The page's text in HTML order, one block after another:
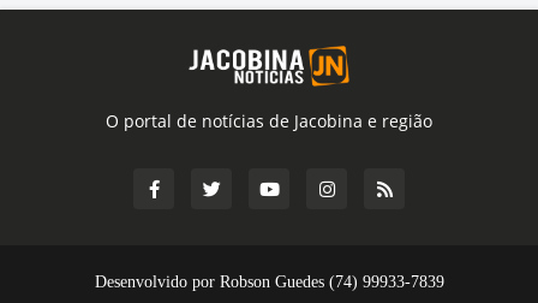
O portal de notícias de Jacobina e região
Desenvolvido por Robson Guedes (74) 99933-7839